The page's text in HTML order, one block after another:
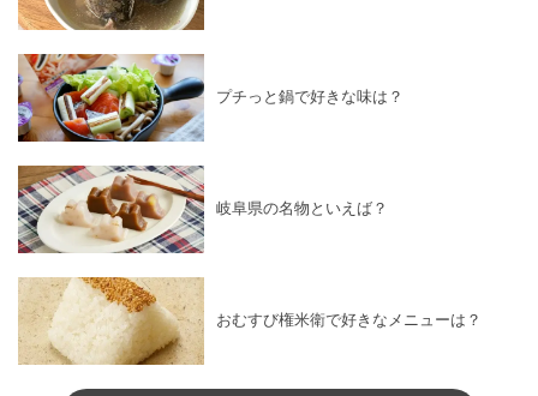
プチっと鍋で好きな味は？
岐阜県の名物といえば？
おむすび権米衛で好きなメニューは？